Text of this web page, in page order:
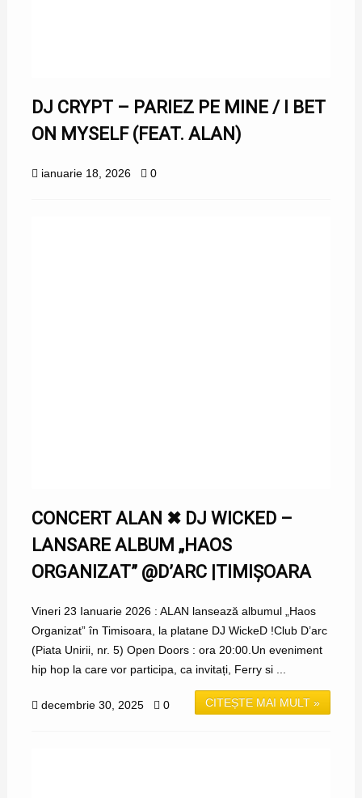
DJ CRYPT – PARIEZ PE MINE / I BET
ON MYSELF (FEAT. ALAN)
ianuarie 18, 2026 0
CONCERT ALAN ✖ DJ WICKED –
LANSARE ALBUM „HAOS
ORGANIZAT” @D’ARC |TIMIȘOARA
Vineri 23 Ianuarie 2026 : ALAN lansează albumul „Haos
Organizat” în Timisoara, la platane DJ WickeD !Club D’arc
(Piata Unirii, nr. 5) Open Doors : ora 20:00.Un eveniment
hip hop la care vor participa, ca invitați, Ferry si ...
CITEȘTE MAI MULT »
decembrie 30, 2025 0